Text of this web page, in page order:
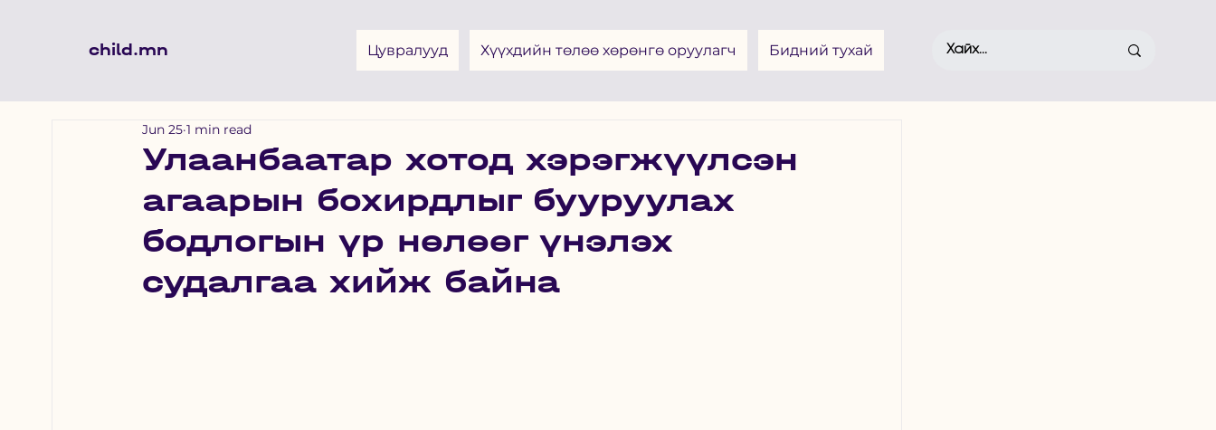
child.mn Цувралууд Хүүхдийн төлөө хөрөнгө оруулагч Бидний тухай
Улаанбаатар хотод хэрэгжүүлсэн
агаарын бохирдлыг бууруулах
бодлогын үр нөлөөг үнэлэх
судалгаа хийж байна
Jun 25 1 min read